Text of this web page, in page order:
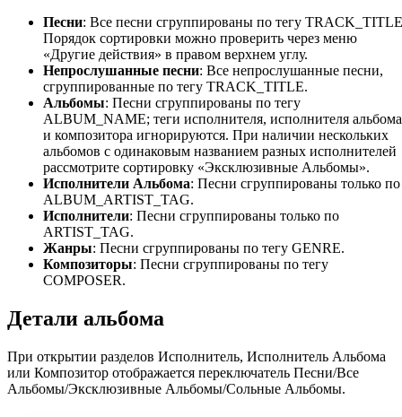
Песни: Все песни сгруппированы по тегу
Порядок сортировки можно проверить через меню
«Другие действия» в правом верхнем углу.
Непрослушанные песни: Все непрослушанные песни,
сгруппированные по тегу TRACK_TITLE.
Альбомы: Песни сгруппированы по тегу
ALBUM_NAME; теги исполнителя, исполнителя альбома
и композитора игнорируются. При наличии нескольких
альбомов с одинаковым названием разных исполнителей
рассмотрите сортировку «Эксклюзивные Альбомы».
Исполнители Альбома: Песни сгруппированы только по
ALBUM_ARTIST_TAG.
Исполнители: Песни сгруппированы только по
ARTIST_TAG.
Жанры: Песни сгруппированы по тегу GENRE.
Композиторы: Песни сгруппированы по тегу
COMPOSER.
Детали альбома
При открытии разделов Исполнитель, Исполнитель Альбома
или Композитор отображается переключатель Песни/Все
Альбомы/Эксклюзивные Альбомы/Сольные Альбомы.